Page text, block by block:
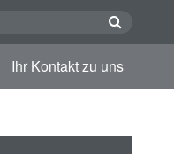
Ihr Kontakt zu uns